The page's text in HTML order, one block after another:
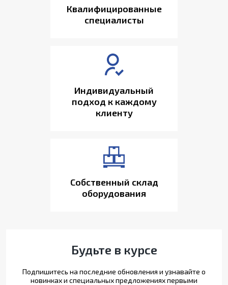
Квалифицированные
специалисты
Индивидуальный
подход к каждому
клиенту
Собственный склад
оборудования
Будьте в курсе
Подпишитесь на последние обновления и узнавайте о
новинках и специальных предложениях первыми